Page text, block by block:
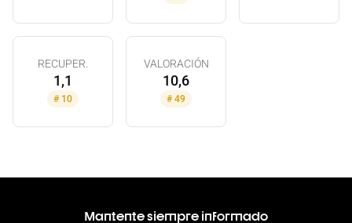
RECUPER.
1,1
# 10
VALORACIÓN
10,6
# 49
Mantente siempre informado